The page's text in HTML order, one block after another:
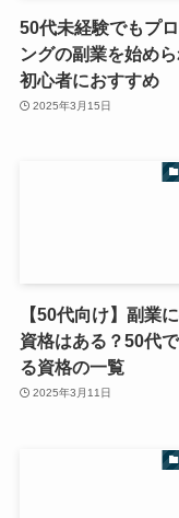
50代未経験でもプ
ングの副業を始め
初心者におすすめ
2025年3月15日
【50代向け】副業
資格はある？50代
る資格の一覧
2025年3月11日